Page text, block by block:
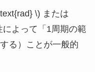
\) または
よって「1周期の範
る）ことが一般的